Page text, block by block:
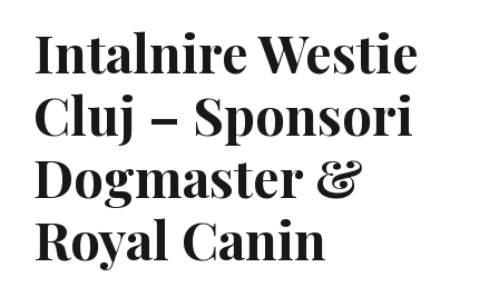
Intalnire Westie
Cluj – Sponsori
Dogmaster &
Royal Canin